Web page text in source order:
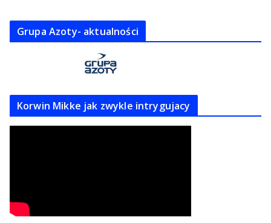
Grupa Azoty- aktualności
Korwin Mikke jak zwykle intrygujacy